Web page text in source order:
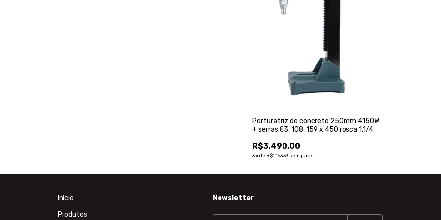
Perfuratriz de concreto 250mm 4150W
+ serras 83, 108, 159 x 450 rosca 1.1/4
R$3.490,00
3xde R$1.163,33 sem juros
Início
Produtos
Newsletter